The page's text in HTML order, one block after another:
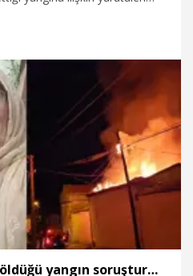
Babaanne ve dedenin öldüğü yangın soruşturmasında 5 gözaltı